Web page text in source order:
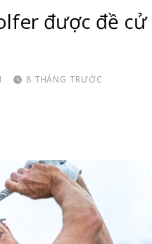
được đề
8 THÁNG TRƯỚC